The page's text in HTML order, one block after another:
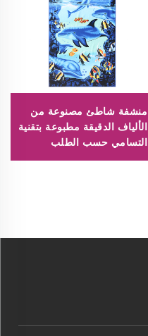
منشفة شاطئ مصنوعة من
الألياف الدقيقة مطبوعة بتقنية
التسامي حسب الطلب